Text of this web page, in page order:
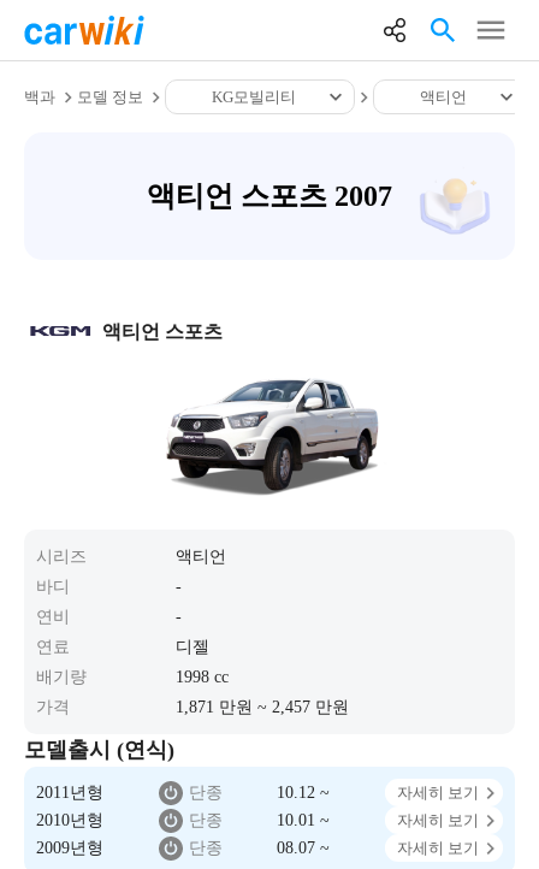
백과 모델 정보 KG모빌리티 액티언
액티언 스포츠 2007
액티언 스포츠
시리즈
액티언
바디
-
연비
-
연료
디젤
배기량
1998 cc
가격
1,871 만원 ~ 2,457 만원
모델출시 (연식)
2011년형 단종 10.12 ~
자세히 보기
2010년형
단종 10.01 ~
자세히 보기
2009년형
단종 08.07 ~ 자세히 보기